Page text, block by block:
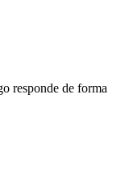
responde de forma